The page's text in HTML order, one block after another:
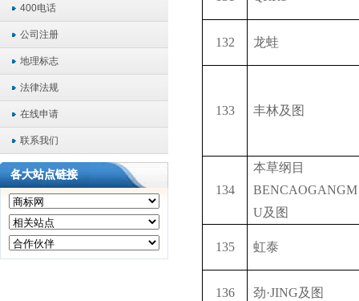
400电话
公司注册
地理标志
法律法规
在线申请
联系我们
各大站点链接
132 龙蛙
133 丰林及图
134
本草纲目
BENCAOGANGM
U及图
135 虹泰
136 劲·JING及图